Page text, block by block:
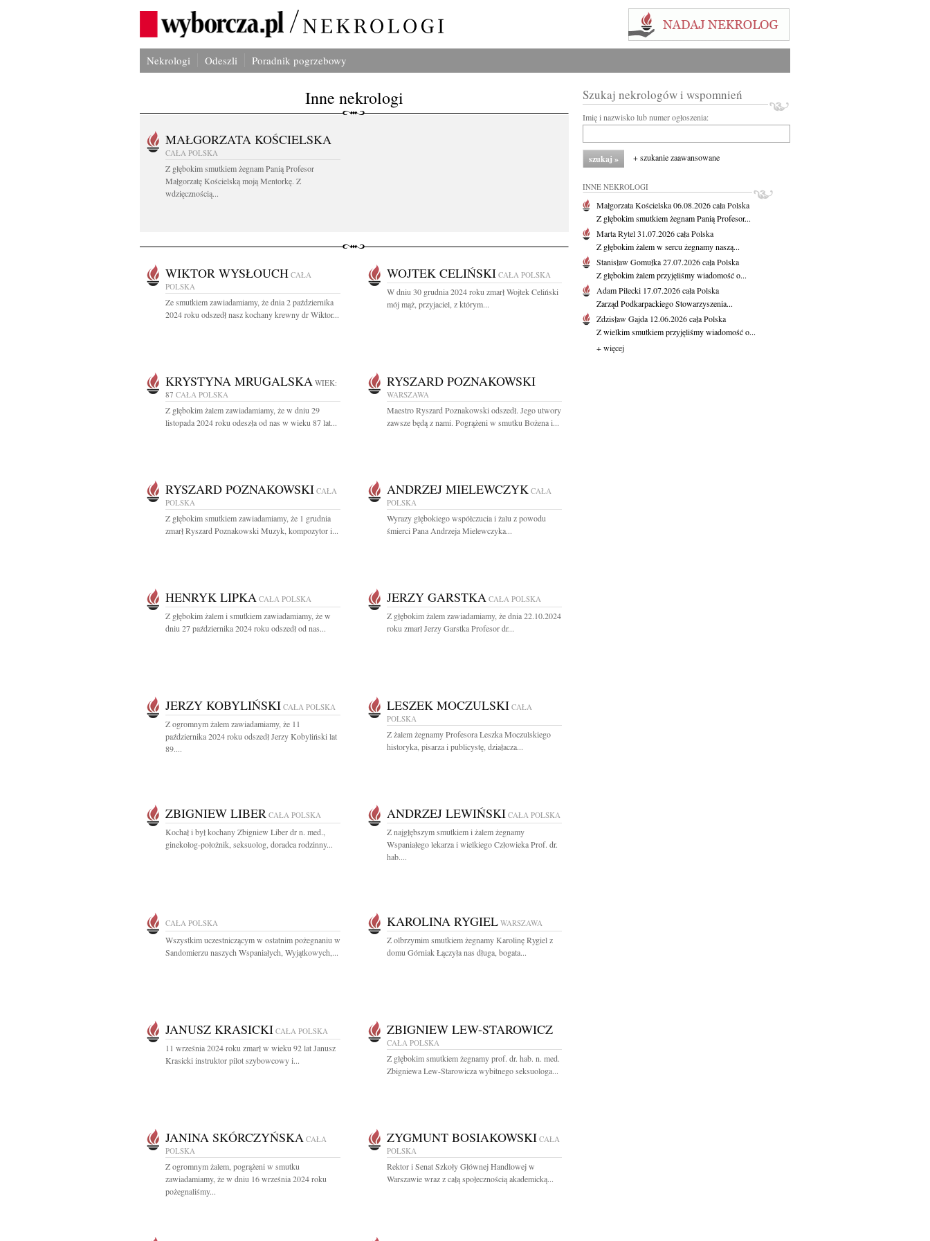
Nekrologi Odeszli Poradnik pogrzebowy
Inne nekrologi
MAŁGORZATA KOŚCIELSKA
CAŁA POLSKA
Z głębokim smutkiem żegnam Panią Profesor
Małgorzatę Kościelską moją Mentorkę. Z
wdzięcznością...
WIKTOR WYSŁOUCH CAŁA
POLSKA
Ze smutkiem zawiadamiamy, że dnia 2 października
2024 roku odszedł nasz kochany krewny dr Wiktor...
WOJTEK CELIŃSKI CAŁA POLSKA
W dniu 30 grudnia 2024 roku zmarł Wojtek Celiński
mój mąż, przyjaciel, z którym...
KRYSTYNA MRUGALSKA WIEK:
87 CAŁA POLSKA
Z głębokim żalem zawiadamiamy, że w dniu 29
listopada 2024 roku odeszła od nas w wieku 87 lat...
RYSZARD POZNAKOWSKI
WARSZAWA
Maestro Ryszard Poznakowski odszedł. Jego utwory
zawsze będą z nami. Pogrążeni w smutku Bożena i...
RYSZARD POZNAKOWSKI CAŁA
POLSKA
Z głębokim smutkiem zawiadamiamy, że 1 grudnia
zmarł Ryszard Poznakowski Muzyk, kompozytor i...
ANDRZEJ MIELEWCZYK CAŁA
POLSKA
Wyrazy głębokiego współczucia i żalu z powodu
śmierci Pana Andrzeja Mielewczyka...
HENRYK LIPKA CAŁA POLSKA
Z głębokim żalem i smutkiem zawiadamiamy, że w
dniu 27 października 2024 roku odszedł od nas...
JERZY GARSTKA CAŁA POLSKA
Z głębokim żalem zawiadamiamy, że dnia 22.10.2024
roku zmarł Jerzy Garstka Profesor dr...
JERZY KOBYLIŃSKI CAŁA POLSKA
Z ogromnym żalem zawiadamiamy, że 11
października 2024 roku odszedł Jerzy Kobyliński lat
89....
LESZEK MOCZULSKI CAŁA
POLSKA
Z żalem żegnamy Profesora Leszka Moczulskiego
historyka, pisarza i publicystę, działacza...
ZBIGNIEW LIBER CAŁA POLSKA
Kochał i był kochany Zbigniew Liber dr n. med.,
ginekolog-położnik, seksuolog, doradca rodzinny...
ANDRZEJ LEWIŃSKI CAŁA POLSKA
Z najgłębszym smutkiem i żalem żegnamy
Wspaniałego lekarza i wielkiego Człowieka Prof. dr.
hab....
CAŁA POLSKA
Wszystkim uczestniczącym w ostatnim pożegnaniu w
Sandomierzu naszych Wspaniałych, Wyjątkowych,...
KAROLINA RYGIEL WARSZAWA
Z olbrzymim smutkiem żegnamy Karolinę Rygiel z
domu Górniak Łączyła nas długa, bogata...
JANUSZ KRASICKI CAŁA POLSKA
11 września 2024 roku zmarł w wieku 92 lat Janusz
Krasicki instruktor pilot szybowcowy i...
ZBIGNIEW LEW-STAROWICZ
CAŁA POLSKA
Z głębokim smutkiem żegnamy prof. dr. hab. n. med.
Zbigniewa Lew-Starowicza wybitnego seksuologa...
JANINA SKÓRCZYŃSKA CAŁA
POLSKA
Z ogromnym żalem, pogrążeni w smutku
zawiadamiamy, że w dniu 16 września 2024 roku
pożegnaliśmy...
ZYGMUNT BOSIAKOWSKI CAŁA
POLSKA
Rektor i Senat Szkoły Głównej Handlowej w
Warszawie wraz z całą społecznością akademicką...
Szukaj nekrologów i wspomnień
Imię i nazwisko lub numer ogłoszenia:
+ szukanie zaawansowane
INNE NEKROLOGI
Małgorzata Kościelska06.08.2026cała Polska
Z głębokim smutkiem żegnam Panią Profesor...
Marta Rytel31.07.2026cała Polska
Z głębokim żalem w sercu żegnamy naszą...
Stanisław Gomułka27.07.2026cała Polska
Z głębokim żalem przyjęliśmy wiadomość o...
Adam Pilecki 17.07.2026cała Polska
Zarząd Podkarpackiego Stowarzyszenia...
Zdzisław Gajda 12.06.2026cała Polska
Z wielkim smutkiem przyjęliśmy wiadomość o...
+ więcej